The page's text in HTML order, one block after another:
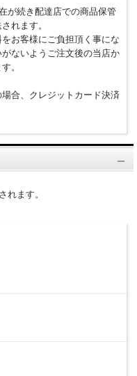
が続き配達店での商品保管
れます。
お客様にご負担頂く事にな
ないようご注文後の当店か
。
合、クレジットカード決済
れます。